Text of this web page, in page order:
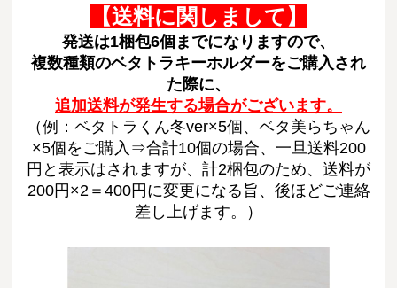
【送料に関しまして】
発送は1梱包6個までになりますので、
複数種類のベタトラキーホルダーをご購入され
た際に、
追加送料が発生する場合がございます。
（例：ベタトラくん冬ver×5個、ベタ美らちゃん
×5個をご購入⇒合計10個の場合、一旦送料200
円と表示はされますが、計2梱包のため、送料が
200円×2＝400円に変更になる旨、後ほどご連絡
差し上げます。）